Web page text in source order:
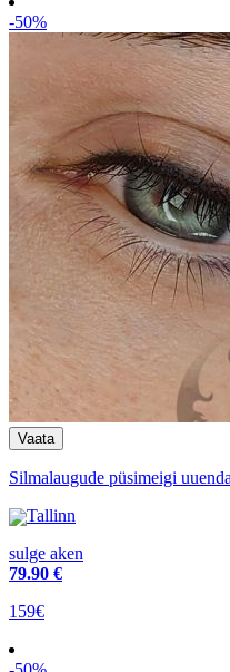
-50%
Silmalaugude püsimeigi
Tallinn
sulge aken
79.90 €
159€